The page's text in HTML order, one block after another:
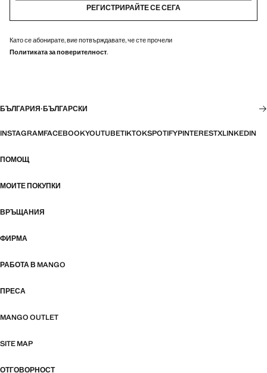
РЕГИСТРИРАЙТЕ СЕ СЕГА
Като се абонирате, вие потвърждавате, че сте прочели
Политиката за поверителност.
БЪЛГАРИЯ·БЪЛГАРСКИ
INSTAGRAMFACEBOOKYOUTUBETIKTOKSPOTIFYPINTERESTXLINKEDIN
ПОМОЩ
МОИТЕ ПОКУПКИ
ВРЪЩАНИЯ
ФИРМА
РАБОТА В MANGO
ПРЕСА
MANGO OUTLET
SITE MAP
ОТГОВОРНОСТ